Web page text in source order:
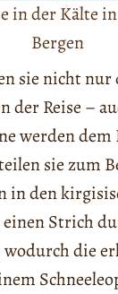
in der Kälte
Bergen
sie nicht nur
der Reise –
werden
sie zum
in den
Strich
wodurch die